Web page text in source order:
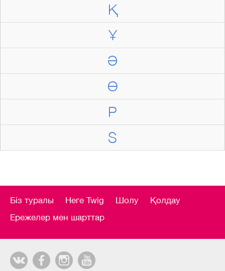
Қ
Ұ
Ә
Ө
P
S
Біз туралы Неге Twig Шолу
Қолдау
Ережелер мен шарттар